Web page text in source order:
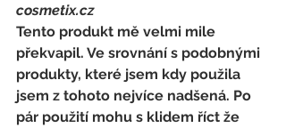
cosmetix.cz
Tento produkt mě velmi mile
překvapil. Ve srovnání s podobnými
produkty, které jsem kdy použila
jsem z tohoto nejvíce nadšená. Po
pár použití mohu s klidem říct že